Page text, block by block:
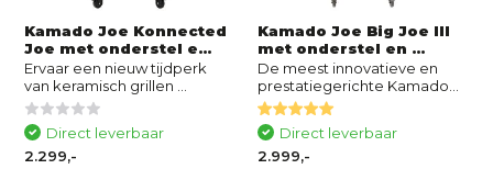
Kamado Joe Konnected
Joe met onderstel e...
Ervaar een nieuw tijdperk
van keramisch grillen ...
Direct leverbaar
2.299,-
Kamado Joe Big Joe III
met onderstel en ...
De meest innovatieve en
prestatiegerichte Kamado...
Direct leverbaar
2.999,-